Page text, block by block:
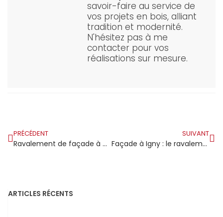
savoir-faire au service de
vos projets en bois, alliant
tradition et modernité.
N'hésitez pas à me
contacter pour vos
réalisations sur mesure.
PRÉCÉDENT
Ravalement de façade à Gif-sur-Yvette : dans ce pôle scientifique les propriétaires n’improvisent pas
SUIVANT
Façade à Igny : le ravalement que les propriétaires choisissent avant de mettre en vente
ARTICLES RÉCENTS